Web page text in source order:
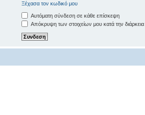
Ξέχασα τον κωδικό μου
Αυτόματη σύνδεση σε κάθε επίσκεψη
Απόκρυψη των στοιχείων μου κατά την